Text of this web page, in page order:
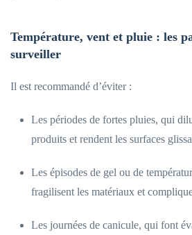
Température, vent et pluie : les
surveiller
Il est recommandé d’éviter :
Les périodes de fortes pluies, qui
produits et rendent les surfaces
Les épisodes de gel ou de
fragilisent les matériaux et
Les journées de canicule, qui font